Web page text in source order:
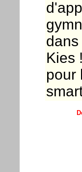
Kies !
pour